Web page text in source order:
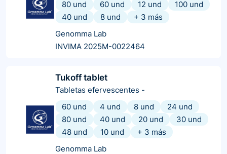
80 und
60 und 12 und
100 und
40 und
8 und + 3 más
Genomma Lab
INVIMA 2025M-0022464
Tukoff tablet
Tabletas efervescentes -
60 und
4 und 8 und
24 und
80 und
40 und 20 und
30 und
48 und
10 und + 3 más
Genomma Lab